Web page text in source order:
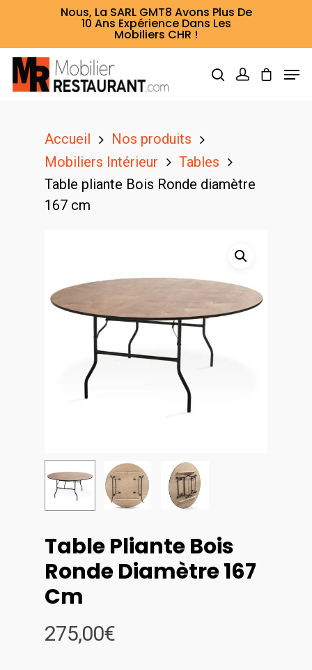
Nous, La SARL GMT8 Avons Plus De
10 Ans Expérience Dans Les
Mobiliers CHR !
Hit enter to search or ESC to close
Accueil
Nos produits
Mobiliers Intérieur
Tables
Table pliante Bois Ronde diamètre
167 cm
Table Pliante Bois
Ronde Diamètre 167
Cm
275,00€